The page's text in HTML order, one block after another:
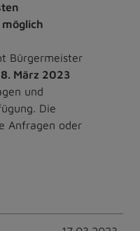
Bürgermeister
März 2023
und
Die
Anfragen oder